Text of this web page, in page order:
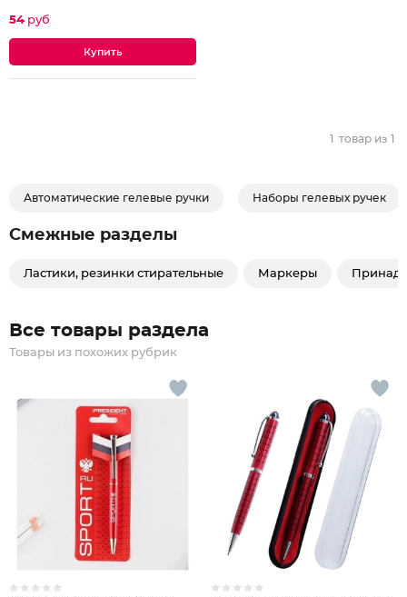
54 руб
1 товар из 1
Автоматические гелевые ручки Наборы гелевых ручек
Смежные разделы
Ластики, резинки стирательные Маркеры
Все товары раздела
Товары из похожих рубрик